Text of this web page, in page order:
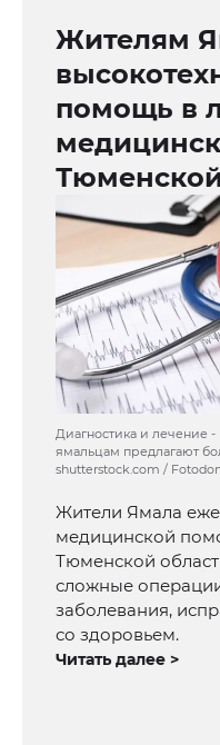
Жителям
помощь в
Диагностика и лечение -
ямальцам предлагают
shutterstock.com /
Жители Ямала
медицинской
Тюменской
сложные
заболевания,
со здоровьем.
Читать далее >